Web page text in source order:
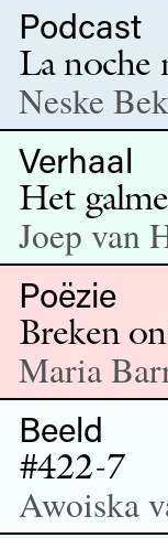
Podcast
La noche
Neske
Verhaal
Het
Joep van
Poëzie
Breken
Maria
Beeld
#422-7
Awoiska